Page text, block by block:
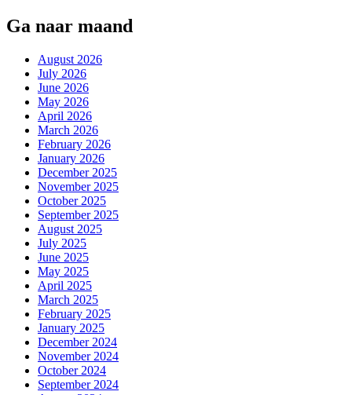
Ga naar maand
August 2026
July 2026
June 2026
May 2026
April 2026
March 2026
February 2026
January 2026
December 2025
November 2025
October 2025
September 2025
August 2025
July 2025
June 2025
May 2025
April 2025
March 2025
February 2025
January 2025
December 2024
November 2024
October 2024
September 2024